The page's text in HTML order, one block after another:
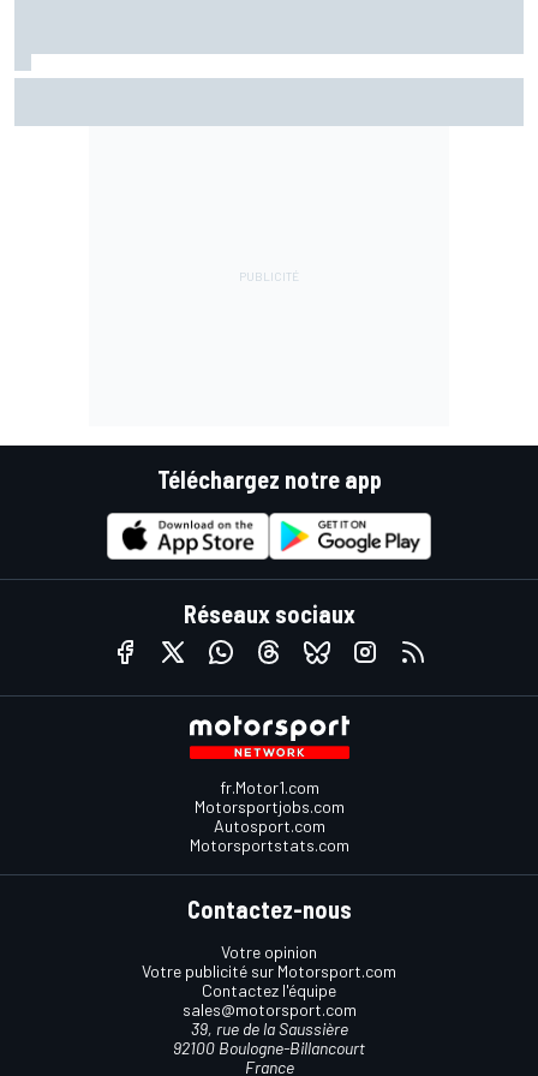
Téléchargez notre app
Réseaux sociaux
fr.Motor1.com
Motorsportjobs.com
Autosport.com
Motorsportstats.com
Contactez-nous
Votre opinion
Votre publicité sur Motorsport.com
Contactez l'équipe
sales@motorsport.com
39, rue de la Saussière
92100 Boulogne-Billancourt
France